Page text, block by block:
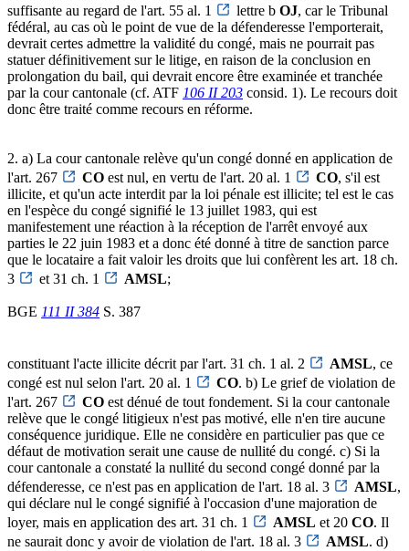
suffisante au regard de l'art. 55 al. 1
lettre b OJ, car le Tribunal
fédéral, au cas où le point de vue de la défenderesse l'emporterait,
devrait certes admettre la validité du congé, mais ne pourrait pas
statuer définitivement sur le litige, en raison de la conclusion en
prolongation du bail, qui devrait encore être examinée et tranchée
par la cour cantonale (cf. ATF 106 II 203 consid. 1). Le recours doit
donc être traité comme recours en réforme.
2. a) La cour cantonale relève qu'un congé donné en application de
l'art. 267
CO est nul, en vertu de l'art. 20 al. 1 CO, s'il est
illicite, et qu'un acte interdit par la loi pénale est illicite; tel est le cas
en l'espèce du congé signifié le 13 juillet 1983, qui est
manifestement une réaction à la réception de l'arrêt envoyé aux
parties le 22 juin 1983 et a donc été donné à titre de sanction parce
que le locataire a fait valoir les droits que lui confèrent les art. 18 ch.
3
et 31 ch. 1 AMSL;
BGE 111 II 384 S. 387
constituant l'acte illicite décrit par l'art. 31 ch. 1 al. 2 AMSL, ce
congé est nul selon l'art. 20 al. 1
CO. b) Le grief de violation de
l'art. 267
CO est dénué de tout fondement. Si la cour cantonale
relève que le congé litigieux n'est pas motivé, elle n'en tire aucune
conséquence juridique. Elle ne considère en particulier pas que ce
défaut de motivation serait une cause de nullité du congé. c) Si la
cour cantonale a constaté la nullité du second congé donné par la
défenderesse, ce n'est pas en application de l'art. 18 al. 3
AMSL,
qui déclare nul le congé signifié à l'occasion d'une majoration de
loyer, mais en application des art. 31 ch. 1
AMSL et 20 CO. Il
ne saurait donc y avoir de violation de l'art. 18 al. 3
AMSL. d)